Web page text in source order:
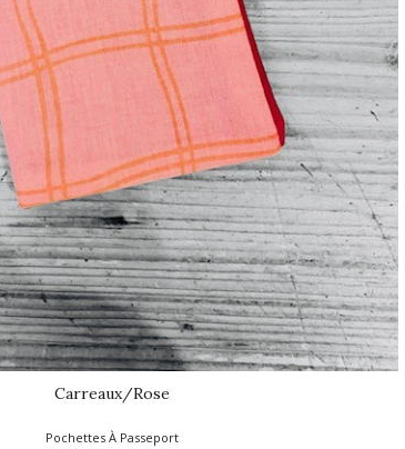
Carreaux/Rose
Pochettes À Passeport